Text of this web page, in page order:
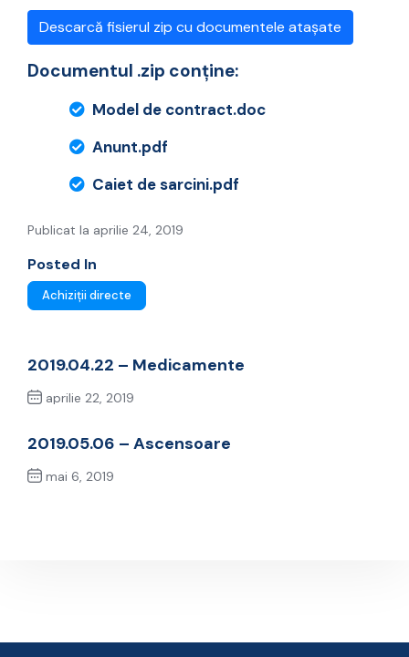
Descarcă fisierul zip cu documentele atașate
Documentul .zip conține:
Model de contract.doc
Anunt.pdf
Caiet de sarcini.pdf
Publicat la aprilie 24, 2019
Posted In
Achiziții directe
2019.04.22 – Medicamente
aprilie 22, 2019
2019.05.06 – Ascensoare
mai 6, 2019